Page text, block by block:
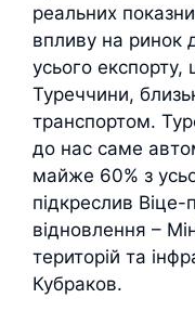
реальних
впливу на ринок
усього
Туреччини,
транспортом.
до нас саме
майже 60% з
підкреслив Віце-
відновлення –
територій та
Кубраков.